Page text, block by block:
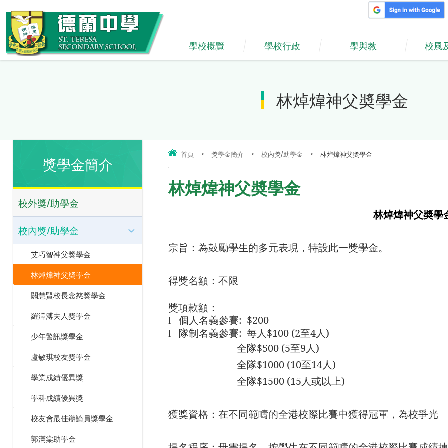
學校概覽 學校行政 學與教 校風
林焯煒神父奬學金
首頁 > 獎學金簡介 > 校內獎/助學金 > 林焯煒神父奬學金
林焯煒神父奬學金
林焯煒神父奬學
宗旨：為鼓勵學生的多元表現，特設此一獎學金。
得獎名額： 不限
獎項款額：
l 個人名義參賽: $200
l 隊制名義參賽: 每人$100 (2至4人)
全隊$500 (5至9人)
全隊$1000 (10至14人)
全隊$1500 (15人或以上)
獲獎資格：在不同範疇的全港校際比賽中獲得冠軍，為校爭光
獎學金簡介
校外獎/助學金
校內獎/助學金
艾巧智神父獎學金
林焯煒神父奬學金
關慧賢校長念慈獎學金
羅澤溥夫人獎學金
少年警訊獎學金
盧敏琪校友獎學金
學業成績優異獎
學科成績優異獎
校友會最佳辯論員獎學金
郭滿棠助學金